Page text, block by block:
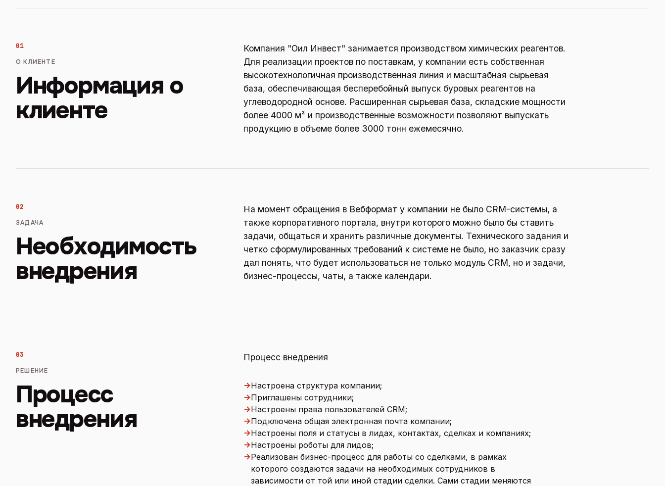
01
О КЛИЕНТЕ
Информация о
клиенте
Компания "Оил Инвест" занимается производством химических реагентов.
Для реализации проектов по поставкам, у компании есть собственная
высокотехнологичная производственная линия и масштабная сырьевая
база, обеспечивающая бесперебойный выпуск буровых реагентов на
углеводородной основе. Расширенная сырьевая база, складские мощности
более 4000 м² и производственные возможности позволяют выпускать
продукцию в объеме более 3000 тонн ежемесячно.
02
ЗАДАЧА
Необходимость
внедрения
На момент обращения в Вебформат у компании не было CRM-системы, а
также корпоративного портала, внутри которого можно было бы ставить
задачи, общаться и хранить различные документы. Технического задания и
четко сформулированных требований к системе не было, но заказчик сразу
дал понять, что будет использоваться не только модуль CRM, но и задачи,
бизнес-процессы, чаты, а также календари.
03
РЕШЕНИЕ
Процесс
внедрения
Процесс внедрения
→Настроена структура компании;
→Приглашены сотрудники;
→Настроены права пользователей CRM;
→Подключена общая электронная почта компании;
→Настроены поля и статусы в лидах, контактах, сделках и компаниях;
→Настроены роботы для лидов;
→Реализован бизнес-процесс для работы со сделками, в рамках
которого создаются задачи на необходимых сотрудников в
зависимости от той или иной стадии сделки. Сами стадии меняются